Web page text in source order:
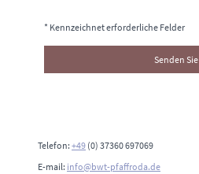
* Kennzeichnet erforderliche Felder
Senden Sie
Telefon: +49 (0) 37360 697069
E-mail: info@bwt-pfaffroda.de